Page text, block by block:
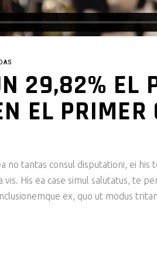
29,82% EL
EL PRIMER
no tantas consul disputationi, ei
vis. His ea case simul salutatus, te
ex, quo ut modus